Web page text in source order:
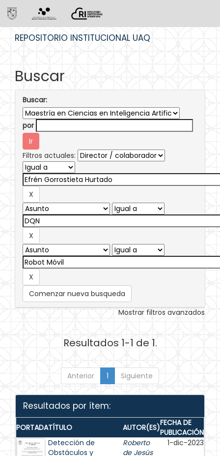
REPOSITORIO INSTITUCIONAL UAQ
Buscar
Buscar:
por
Filtros actuales:
Comenzar nueva busqueda
Mostrar filtros avanzados
Resultados 1-1 de 1.
Anterior 1 Siguiente
Resultados por ítem:
PORTADATÍTULO AUTOR(ES)FECHA DE
PUBLICACIÓN
Detección de
Obstáculos y
Roberto
de Jesús
1-dic-2023